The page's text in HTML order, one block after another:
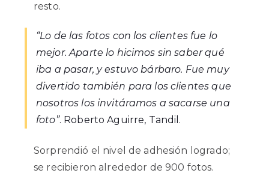
resto.
“Lo de las fotos con los clientes fue lo
mejor. Aparte lo hicimos sin saber qué
iba a pasar, y estuvo bárbaro. Fue muy
divertido también para los clientes que
nosotros los invitáramos a sacarse una
foto”. Roberto Aguirre, Tandil.
Sorprendió el nivel de adhesión logrado;
se recibieron alrededor de 900 fotos.